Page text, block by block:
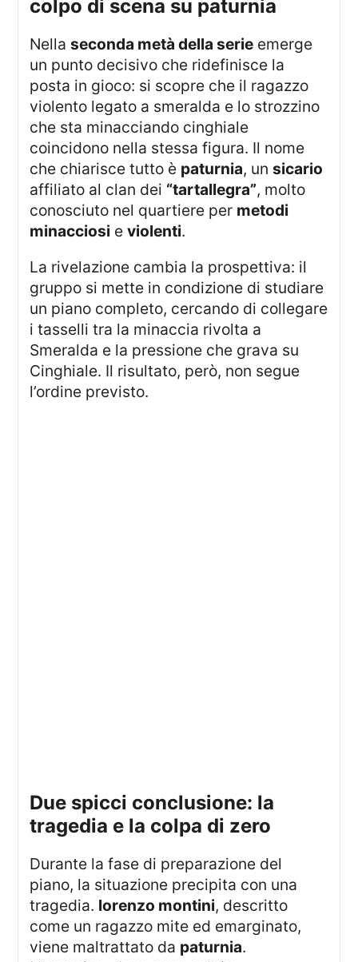
colpo di scena su paturnia
Nellaseconda metà della serie emerge
un punto decisivo che ridefinisce la
posta in gioco: si scopre che il ragazzo
violento legato a smeralda e lo strozzino
che sta minacciando cinghiale
coincidono nella stessa figura. Il nome
che chiarisce tutto è paturnia, unsicario
affiliato al clan dei “tartallegra”, molto
conosciuto nel quartiere per metodi
minacciosi eviolenti.
La rivelazione cambia la prospettiva: il
gruppo si mette in condizione di studiare
un piano completo, cercando di collegare
i tasselli tra la minaccia rivolta a
Smeralda e la pressione che grava su
Cinghiale. Il risultato, però, non segue
l’ordine previsto.
due spicci conclusione: la
tragedia e la colpa di zero
Durante la fase di preparazione del
piano, la situazione precipita con una
tragedia. lorenzo montini, descritto
come un ragazzo mite ed emarginato,
viene maltrattato da paturnia.